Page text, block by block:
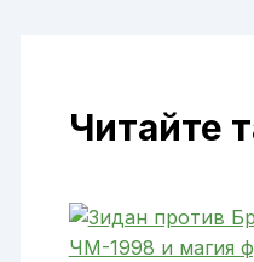
Читайте